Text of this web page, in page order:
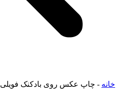
خانه - چاپ عکس روی بادکنک فویلی